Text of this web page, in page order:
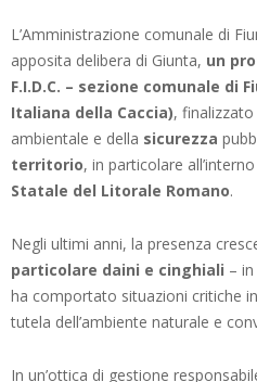
L’Amministrazione comunale di
apposita delibera di Giunta, un
F.I.D.C. – sezione comunale di
Italiana della Caccia), finalizzato
ambientale e della sicurezza
territorio, in particolare
Statale del Litorale Romano.
Negli ultimi anni, la presenza
particolare daini e cinghiali –
ha comportato situazioni critiche
tutela dell’ambiente naturale e
In un’ottica di gestione